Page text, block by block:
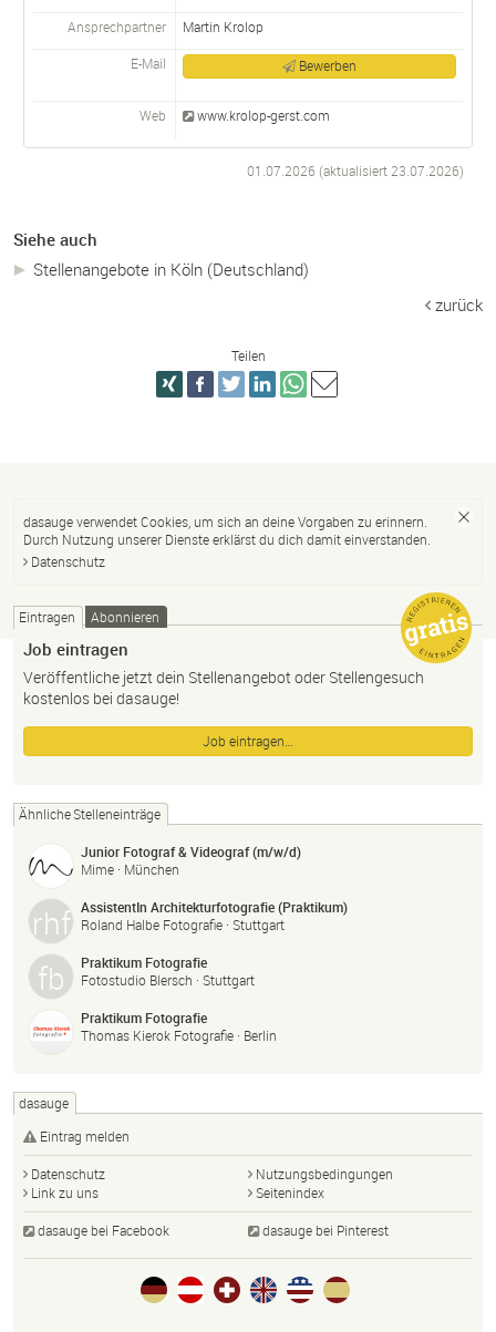
Ansprechpartner Martin Krolop
E-Mail Bewerben
Web www.krolop-gerst.com
01.07.2026 (aktualisiert 23.07.2026)
Siehe auch
Stellenangebote in Köln (Deutschland)
zurück
Teilen
dasauge verwendet Cookies, um sich an deine Vorgaben zu erinnern.
Durch Nutzung unserer Dienste erklärst du dich damit einverstanden.
Datenschutz
Eintragen Abonnieren
Job eintragen
Veröffentliche jetzt dein Stellenangebot oder Stellengesuch
kostenlos bei dasauge!
Job eintragen…
Ähnliche Stelleneinträge
Junior Fotograf & Videograf (m/w/d)
Mime · München
AssistentIn Architekturfotografie (Praktikum)
Roland Halbe Fotografie · Stuttgart
Praktikum Fotografie
Fotostudio Blersch · Stuttgart
Praktikum Fotografie
Thomas Kierok Fotografie · Berlin
dasauge
Eintrag melden
Datenschutz
Nutzungsbedingungen
Link zu uns
Seitenindex
dasauge bei Facebook dasauge bei Pinterest